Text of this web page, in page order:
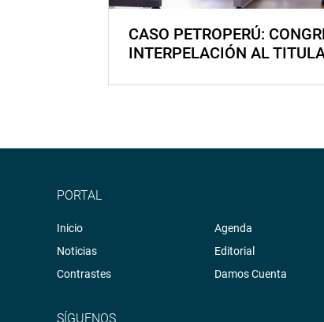
CASO PETROPERÚ:
INTERPELACIÓN AL
PORTAL
Inicio
Noticias
Contrastes
Agenda
Editorial
Damos Cuenta
SÍGUENOS